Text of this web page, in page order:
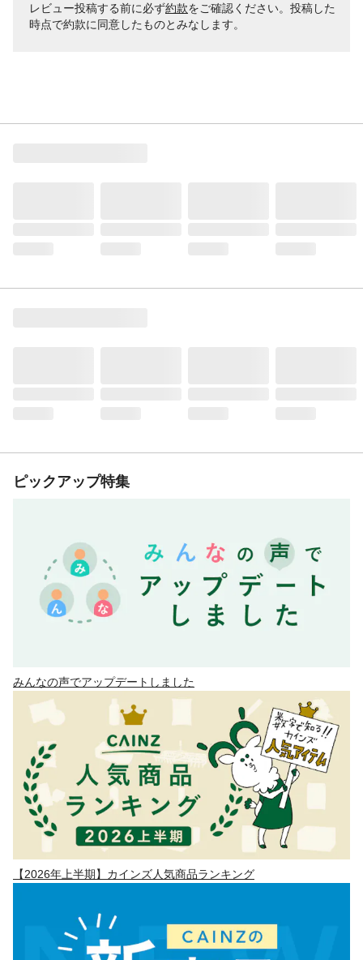
レビュー投稿する前に必ず約款をご確認ください。投稿した
時点で約款に同意したものとみなします。
ピックアップ特集
みんなの声でアップデートしました
【2026年上半期】カインズ人気商品ランキング